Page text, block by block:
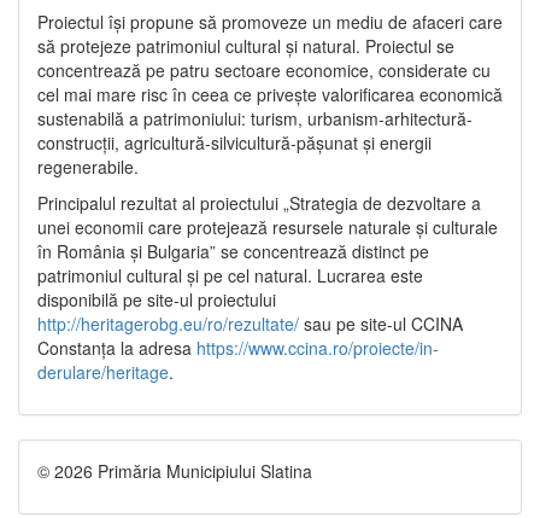
Proiectul își propune să promoveze un mediu de afaceri care
să protejeze patrimoniul cultural și natural. Proiectul se
concentrează pe patru sectoare economice, considerate cu
cel mai mare risc în ceea ce privește valorificarea economică
sustenabilă a patrimoniului: turism, urbanism-arhitectură-
construcții, agricultură-silvicultură-pășunat și energii
regenerabile.
Principalul rezultat al proiectului „Strategia de dezvoltare a
unei economii care protejează resursele naturale și culturale
în România și Bulgaria” se concentrează distinct pe
patrimoniul cultural și pe cel natural. Lucrarea este
disponibilă pe site-ul proiectului
http://heritagerobg.eu/ro/rezultate/ sau pe site-ul CCINA
Constanța la adresa https://www.ccina.ro/proiecte/in-
derulare/heritage.
© 2026 Primăria Municipiului Slatina